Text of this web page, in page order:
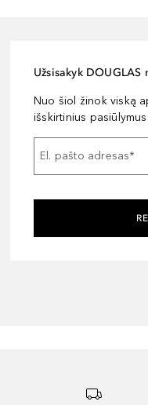
Užsisakyk
Nuo šiol žinok viską
išskirtinius pasiūlymus
El. pašto adresas*